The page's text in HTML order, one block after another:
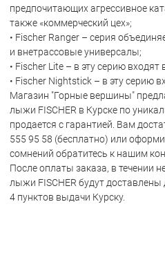
предпочитающих агрессивное
также «коммерческий цех»;
• Fischer Ranger – серия
и внетрассовые универсалы;
• Fischer Lite – в эту серию
• Fischer Nightstick – в эту серию
Магазин "Горные вершины"
лыжи FISCHER в Курске по
продается с гарантией. Вам
555 95 58 (бесплатно) или
сомнений обратитесь к нашим
После оплаты заказа, в течении
лыжи FISCHER будут
4 пунктов выдачи Курску.